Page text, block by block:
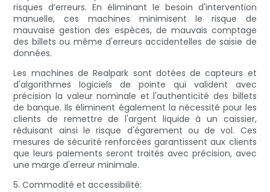
risques d’erreurs. En éliminant le besoin d'intervention
manuelle, ces machines minimisent le risque de
mauvaise gestion des espèces, de mauvais comptage
des billets ou même d'erreurs accidentelles de saisie de
données.
Les machines de Realpark sont dotées de capteurs et
d'algorithmes logiciels de pointe qui valident avec
précision la valeur nominale et l'authenticité des billets
de banque. Ils éliminent également la nécessité pour les
clients de remettre de l'argent liquide à un caissier,
réduisant ainsi le risque d'égarement ou de vol. Ces
mesures de sécurité renforcées garantissent aux clients
que leurs paiements seront traités avec précision, avec
une marge d'erreur minimale.
5. Commodité et accessibilité: